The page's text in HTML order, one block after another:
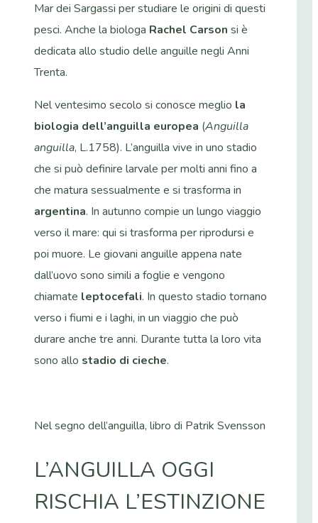
Mar dei Sargassi per studiare le origini di questi
pesci. Anche la biologa Rachel Carson si è
dedicata allo studio delle anguille negli Anni
Trenta.
Nel ventesimo secolo si conosce meglio la
biologia dell’anguilla europea (Anguilla
anguilla, L.1758). L’anguilla vive in uno stadio
che si può definire larvale per molti anni fino a
che matura sessualmente e si trasforma in
argentina. In autunno compie un lungo viaggio
verso il mare: qui si trasforma per riprodursi e
poi muore. Le giovani anguille appena nate
dall’uovo sono simili a foglie e vengono
chiamate leptocefali. In questo stadio tornano
verso i fiumi e i laghi, in un viaggio che può
durare anche tre anni. Durante tutta la loro vita
sono allo stadio di cieche.
Nel segno dell’anguilla, libro di Patrik Svensson
L’ANGUILLA OGGI
RISCHIA L’ESTINZIONE